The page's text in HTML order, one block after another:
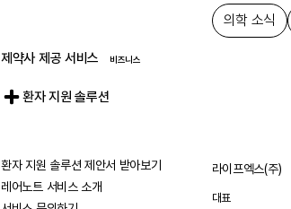
제약사 제공 서비스
환자 지원 솔루션
환자 지원 솔루션 제안서 받아보기
레어노트 서비스 소개
의학 소식
라이프엑스(주)
대표